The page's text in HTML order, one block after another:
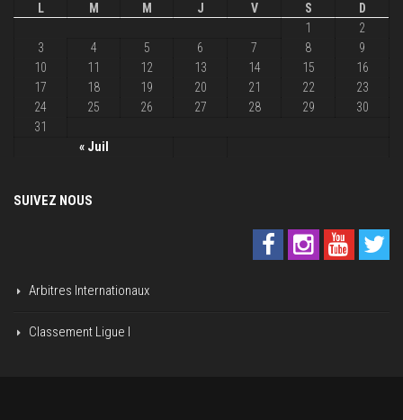
L
M M J V S D
« Juil
1
2
3
4 5 6 7 8
9
10
11 12 13 14 15
16
17
18 19 20 21 22
23
24
25 26 27 28 29
30
31
SUIVEZ NOUS
Arbitres Internationaux
Classement Ligue I